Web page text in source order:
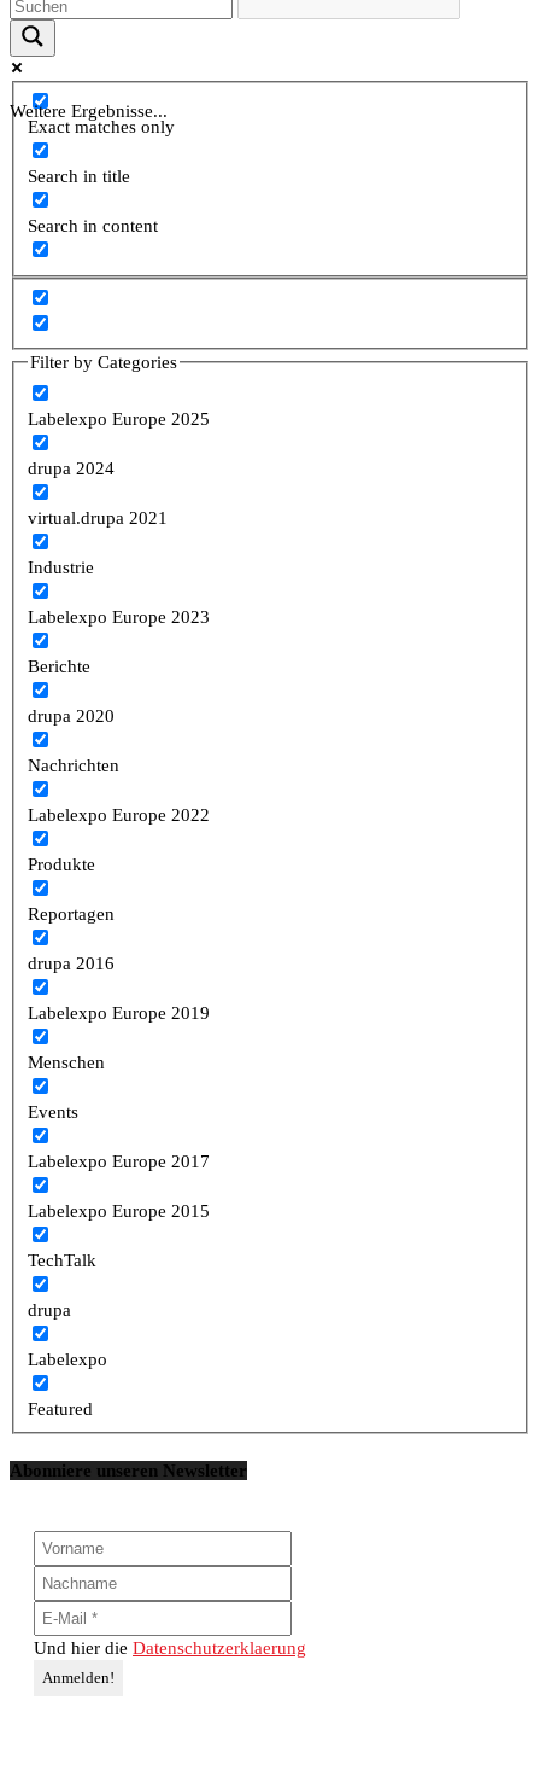
Weitere Ergebnisse...
Exact matches only
Search in title
Search in content
Filter by Categories
Labelexpo Europe 2025
drupa 2024
virtual.drupa 2021
Industrie
Labelexpo Europe 2023
Berichte
drupa 2020
Nachrichten
Labelexpo Europe 2022
Produkte
Reportagen
drupa 2016
Labelexpo Europe 2019
Menschen
Events
Labelexpo Europe 2017
Labelexpo Europe 2015
TechTalk
drupa
Labelexpo
Featured
Abonniere unseren Newsletter
Und hier die Datenschutzerklaerung